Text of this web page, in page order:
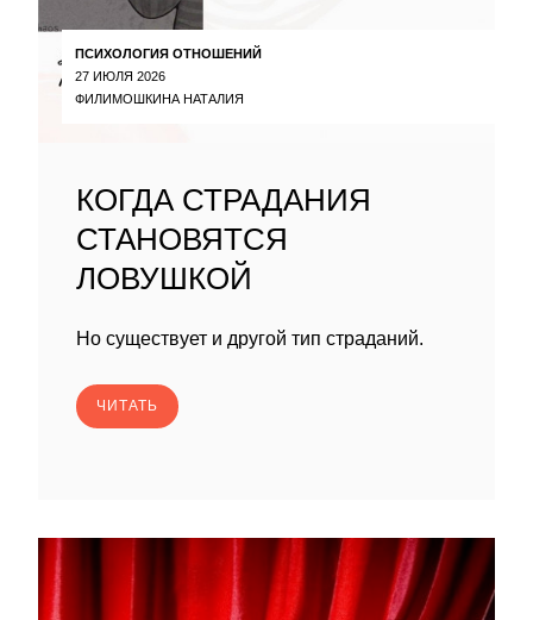
ПСИХОЛОГИЯ ОТНОШЕНИЙ
27 ИЮЛЯ 2026
ФИЛИМОШКИНА НАТАЛИЯ
КОГДА СТРАДАНИЯ
СТАНОВЯТСЯ
ЛОВУШКОЙ
Но существует и другой тип страданий.
ЧИТАТЬ